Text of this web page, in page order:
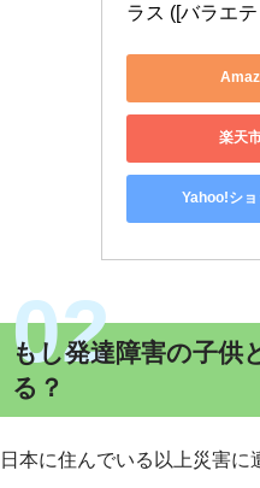
ラス ([バラエ
楽天
Yahoo!シ
もし発達障害の子供
る？
日本に住んでいる以上災害に